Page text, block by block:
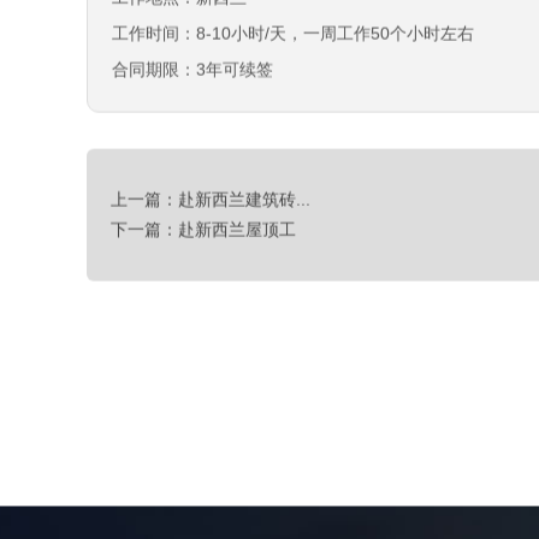
工作时间：8-10小时/天，一周工作50个小时左右
合同期限：3年可续签
上一篇：赴新西兰建筑砖...
下一篇：赴新西兰屋顶工